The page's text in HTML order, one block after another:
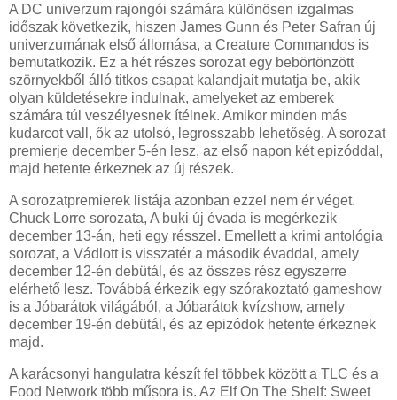
A DC univerzum rajongói számára különösen izgalmas
időszak következik, hiszen James Gunn és Peter Safran új
univerzumának első állomása, a Creature Commandos is
bemutatkozik. Ez a hét részes sorozat egy bebörtönzött
szörnyekből álló titkos csapat kalandjait mutatja be, akik
olyan küldetésekre indulnak, amelyeket az emberek
számára túl veszélyesnek ítélnek. Amikor minden más
kudarcot vall, ők az utolsó, legrosszabb lehetőség. A sorozat
premierje december 5-én lesz, az első napon két epizóddal,
majd hetente érkeznek az új részek.
A sorozatpremierek listája azonban ezzel nem ér véget.
Chuck Lorre sorozata, A buki új évada is megérkezik
december 13-án, heti egy résszel. Emellett a krimi antológia
sorozat, a Vádlott is visszatér a második évaddal, amely
december 12-én debütál, és az összes rész egyszerre
elérhető lesz. Továbbá érkezik egy szórakoztató gameshow
is a Jóbarátok világából, a Jóbarátok kvízshow, amely
december 19-én debütál, és az epizódok hetente érkeznek
majd.
A karácsonyi hangulatra készít fel többek között a TLC és a
Food Network több műsora is. Az Elf On The Shelf: Sweet